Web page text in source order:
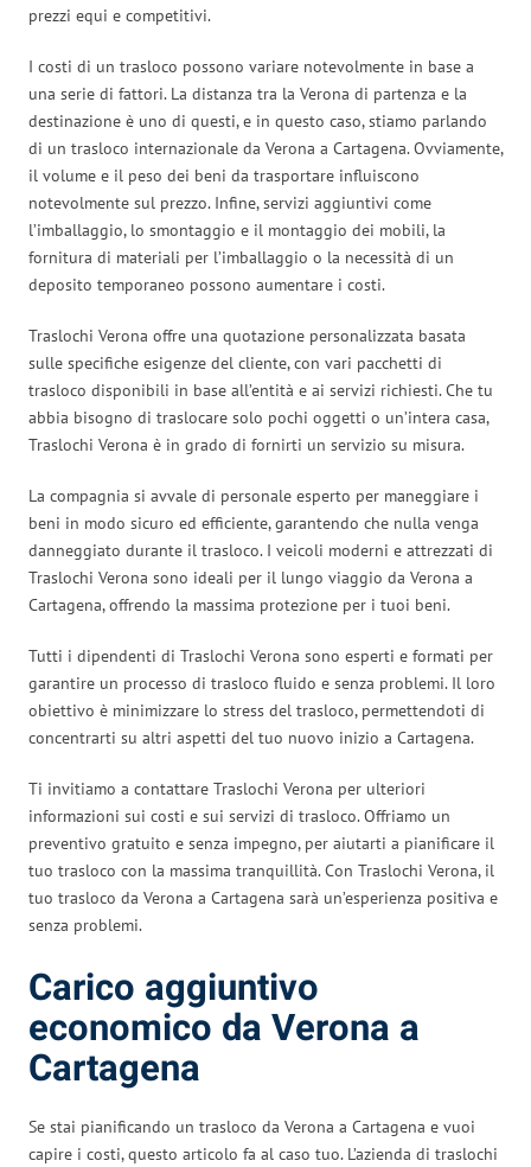
prezzi equi e competitivi.
I costi di un trasloco possono variare notevolmente in base a
una serie di fattori. La distanza tra la Verona di partenza e la
destinazione è uno di questi, e in questo caso, stiamo parlando
di un trasloco internazionale da Verona a Cartagena. Ovviamente,
il volume e il peso dei beni da trasportare influiscono
notevolmente sul prezzo. Infine, servizi aggiuntivi come
l’imballaggio, lo smontaggio e il montaggio dei mobili, la
fornitura di materiali per l’imballaggio o la necessità di un
deposito temporaneo possono aumentare i costi.
Traslochi Verona offre una quotazione personalizzata basata
sulle specifiche esigenze del cliente, con vari pacchetti di
trasloco disponibili in base all’entità e ai servizi richiesti. Che tu
abbia bisogno di traslocare solo pochi oggetti o un’intera casa,
Traslochi Verona è in grado di fornirti un servizio su misura.
La compagnia si avvale di personale esperto per maneggiare i
beni in modo sicuro ed efficiente, garantendo che nulla venga
danneggiato durante il trasloco. I veicoli moderni e attrezzati di
Traslochi Verona sono ideali per il lungo viaggio da Verona a
Cartagena, offrendo la massima protezione per i tuoi beni.
Tutti i dipendenti di Traslochi Verona sono esperti e formati per
garantire un processo di trasloco fluido e senza problemi. Il loro
obiettivo è minimizzare lo stress del trasloco, permettendoti di
concentrarti su altri aspetti del tuo nuovo inizio a Cartagena.
Ti invitiamo a contattare Traslochi Verona per ulteriori
informazioni sui costi e sui servizi di trasloco. Offriamo un
preventivo gratuito e senza impegno, per aiutarti a pianificare il
tuo trasloco con la massima tranquillità. Con Traslochi Verona, il
tuo trasloco da Verona a Cartagena sarà un’esperienza positiva e
senza problemi.
Carico aggiuntivo
economico da Verona a
Cartagena
Se stai pianificando un trasloco da Verona a Cartagena e vuoi
capire i costi, questo articolo fa al caso tuo. L’azienda di traslochi